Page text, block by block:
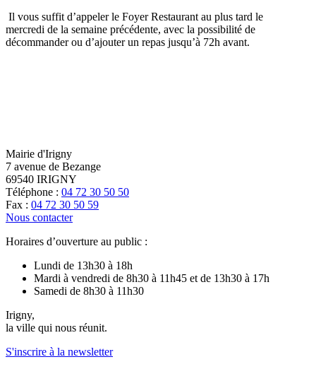
Il vous suffit d’appeler le Foyer Restaurant au plus tard le
mercredi de la semaine précédente, avec la possibilité de
décommander ou d’ajouter un repas jusqu’à 72h avant.
Mairie d'Irigny
7 avenue de Bezange
69540 IRIGNY
Téléphone : 04 72 30 50 50
Fax : 04 72 30 50 59
Nous contacter
Horaires d’ouverture au public :
Lundi de 13h30 à 18h
Mardi à vendredi de 8h30 à 11h45 et de 13h30 à 17h
Samedi de 8h30 à 11h30
Irigny,
la ville qui nous réunit.
S'inscrire à la newsletter